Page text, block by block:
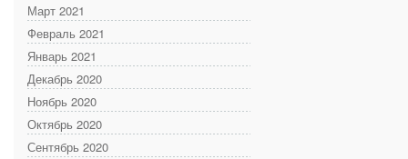
Март 2021
Февраль 2021
Январь 2021
Декабрь 2020
Ноябрь 2020
Октябрь 2020
Сентябрь 2020